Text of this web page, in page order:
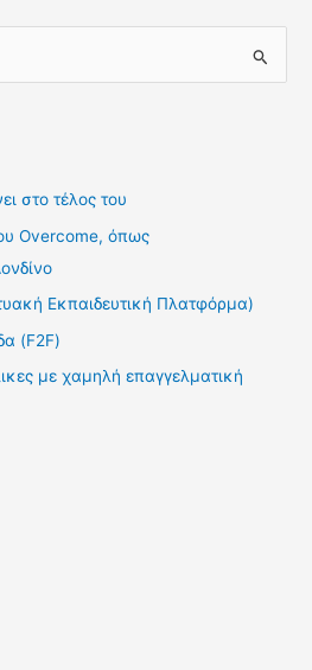
στο τέλος του
Overcome, όπως
Εκπαιδευτική Πλατφόρμα)
(F2F)
με χαμηλή επαγγελματική